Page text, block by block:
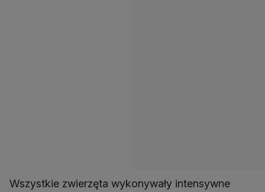
Wszystkie zwierzęta wykonywały intensywne